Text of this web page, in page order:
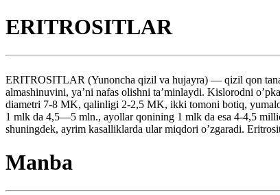
ERITROSITLAR
ERITROSITLAR (Yunoncha qizil va hujayra) — qizil qon
almashinuvini, ya’ni nafas olishni ta’minlaydi. Kislorodni
diametri 7-8 MK, qalinligi 2-2,5 MK, ikki tomoni botiq,
1 mlk da 4,5—5 mln., ayollar qonining 1 mlk da esa 4-4,5
shuningdek, ayrim kasalliklarda ular miqdori o’zgaradi.
Manba